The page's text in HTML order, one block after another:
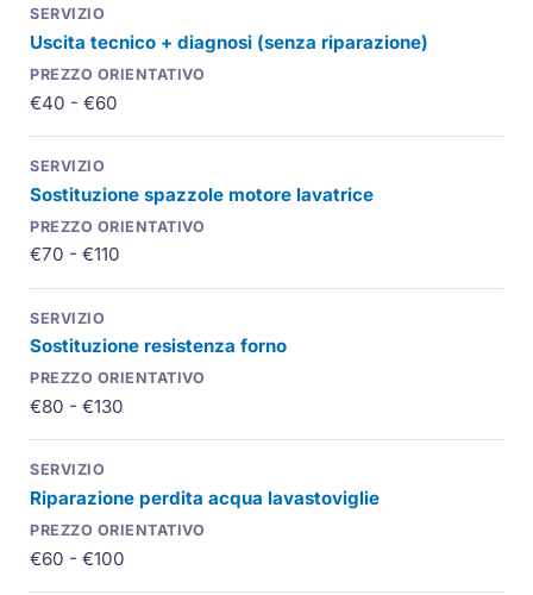
Uscita tecnico + diagnosi (senza riparazione)
€40 - €60
Sostituzione spazzole motore lavatrice
€70 - €110
Sostituzione resistenza forno
€80 - €130
Riparazione perdita acqua lavastoviglie
€60 - €100